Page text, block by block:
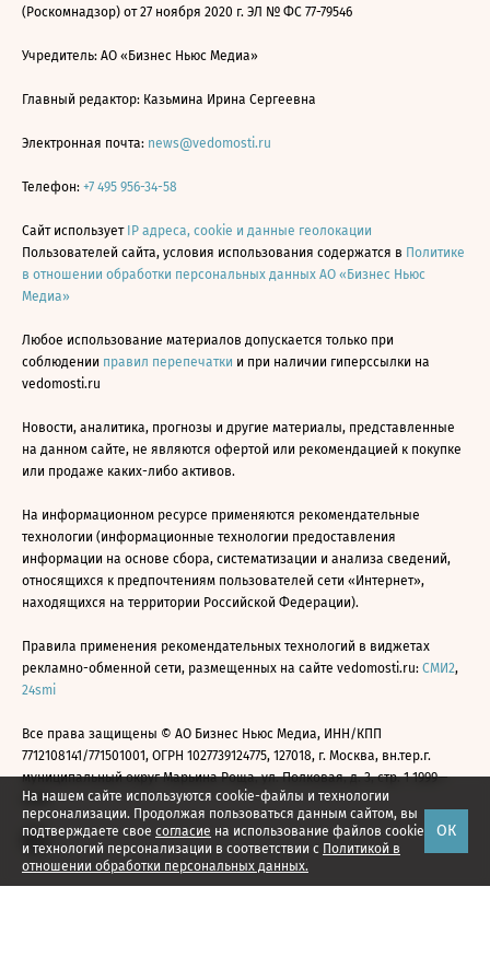
На нашем сайте используются cookie-файлы и технологии
персонализации. Продолжая пользоваться данным сайтом, вы
подтверждаете свое согласие на использование файлов cookie
и технологий персонализации в соответствии с Политикой в
отношении обработки персональных данных.
ОК
(Роскомнадзор) от 27 ноября 2020 г. ЭЛ № ФС 77-79546
Учредитель: АО «Бизнес Ньюс Медиа»
Главный редактор: Казьмина Ирина Сергеевна
Электронная почта: news@vedomosti.ru
Телефон: +7 495 956-34-58
Сайт использует IP адреса, cookie и данные геолокации
Пользователей сайта, условия использования содержатся в Политике
в отношении обработки персональных данных АО «Бизнес Ньюс
Медиа»
Любое использование материалов допускается только при
соблюдении правил перепечатки и при наличии гиперссылки на
vedomosti.ru
Новости, аналитика, прогнозы и другие материалы, представленные
на данном сайте, не являются офертой или рекомендацией к покупке
или продаже каких-либо активов.
На информационном ресурсе применяются рекомендательные
технологии (информационные технологии предоставления
информации на основе сбора, систематизации и анализа сведений,
относящихся к предпочтениям пользователей сети «Интернет»,
находящихся на территории Российской Федерации).
Правила применения рекомендательных технологий в виджетах
рекламно-обменной сети, размещенных на сайте vedomosti.ru: СМИ2,
24smi
Все права защищены © АО Бизнес Ньюс Медиа, ИНН/КПП
7712108141/771501001, ОГРН 1027739124775, 127018, г. Москва, вн.тер.г.
муниципальный округ Марьина Роща, ул. Полковая, д. 3, стр. 1 1999—
2026